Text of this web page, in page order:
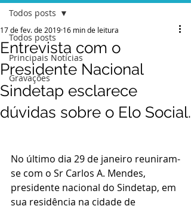
Todos posts
Principais Notícias
Gravações
Todos posts
Entrevista com o
Presidente Nacional
Sindetap esclarece
dúvidas sobre o Elo Social.
17 de fev. de 2019 16 min de leitura
No último dia 29 de janeiro reuniram-
se com o Sr Carlos A. Mendes,
presidente nacional do Sindetap, em
sua residência na cidade de